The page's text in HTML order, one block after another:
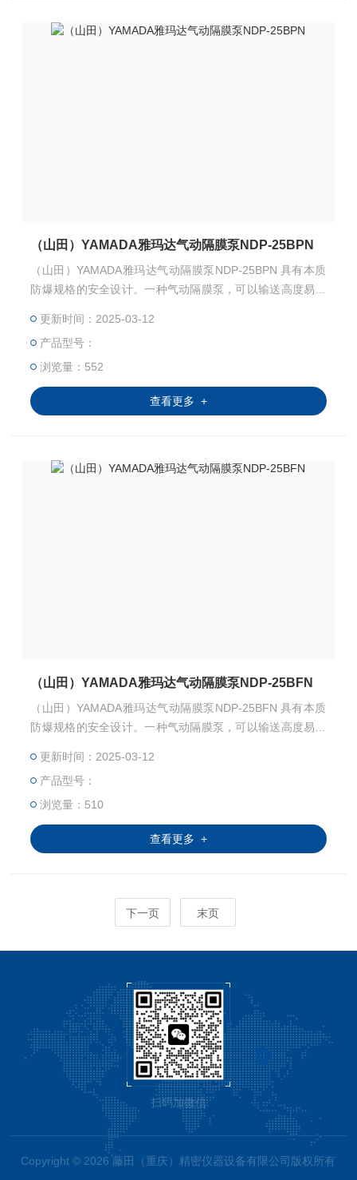
（山田）YAMADA雅玛达气动隔膜泵NDP-25BPN
（山田）YAMADA雅玛达气动隔膜泵NDP-25BPN 具有本质
防爆规格的安全设计。一种气动隔膜泵，可以输送高度易燃
更新时间：2025-03-12
产品型号：
浏览量：552
查看更多 +
（山田）YAMADA雅玛达气动隔膜泵NDP-25BFN
（山田）YAMADA雅玛达气动隔膜泵NDP-25BFN 具有本质
防爆规格的安全设计。一种气动隔膜泵，可以输送高度易燃
更新时间：2025-03-12
产品型号：
浏览量：510
查看更多 +
下一页 末页
扫码加微信
Copyright © 2026 藤田（重庆）精密仪器设备有限公司版权所有